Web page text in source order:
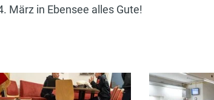
März in Ebensee alles Gute!